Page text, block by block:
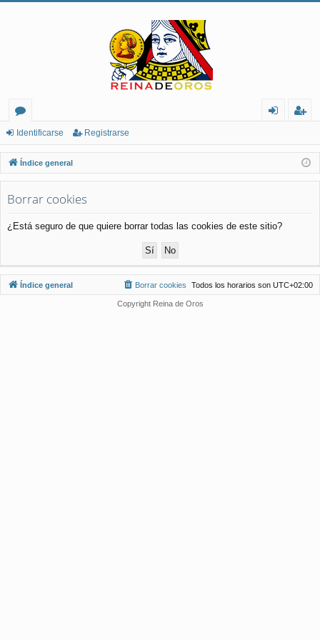
or
os
nt
ifi
rs
ist
ra
Identificarse Registrarse
Índice general
Borrar cookies
¿Está seguro de que quiere borrar todas las cookies de este sitio?
Índice general Todos los horarios son UTC+02:00
Borrar cookies
Copyright Reina de Oros